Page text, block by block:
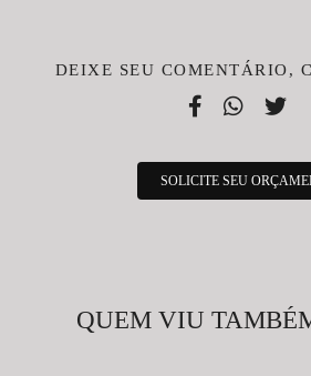
DEIXE SEU COMENTÁRIO,
SOLICITE SEU
QUEM VIU